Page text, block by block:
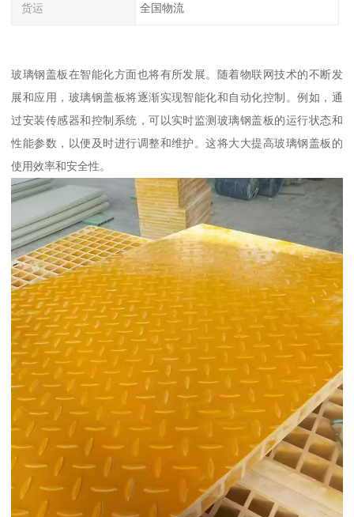
货运 全国物流
玻璃钢盖板在智能化方面也将有所发展。随着物联网技术的不断发
展和应用，玻璃钢盖板将逐渐实现智能化和自动化控制。例如，通
过安装传感器和控制系统，可以实时监测玻璃钢盖板的运行状态和
性能参数，以便及时进行调整和维护。这将大大提高玻璃钢盖板的
使用效率和安全性。